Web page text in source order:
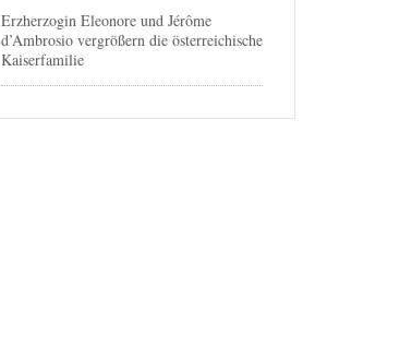
Erzherzogin Eleonore und Jérôme
d’Ambrosio vergrößern die österreichische
Kaiserfamilie